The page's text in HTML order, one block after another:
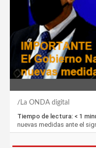
La ONDA digital
Tiempo de lectura: < 1
nuevas medidas ante el